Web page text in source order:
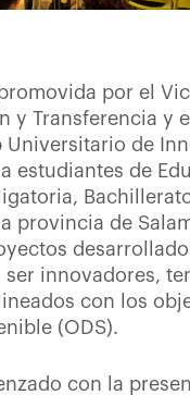
por el
y Transferencia y
Universitario de
estudiantes de
provincia de
ser innovadores,
con los
(ODS).
con la